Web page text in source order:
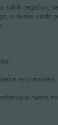
saldo negativo,
si tienes saldo
se considera.
una nueva